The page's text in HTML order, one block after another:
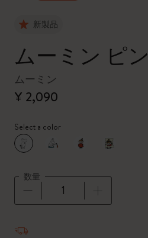
新製品
ムーミン ピン
ムーミン
¥ 2,090
Select a color
選択済
*選択したカラー
数量